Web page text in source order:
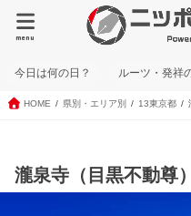
menu
今日は何の日？ ルーツ・発祥
HOME 県別・エリア別 13東京都
瀧泉寺（目黒不動尊）